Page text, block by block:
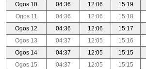
Ogos 10
04:36 12:06 15:19
Ogos 11
04:36 12:06 15:18
Ogos 12
04:36 12:06 15:17
Ogos 13
04:37 12:05 15:16
Ogos 14
04:37 12:05 15:15
Ogos 15
04:37 12:05 15:15